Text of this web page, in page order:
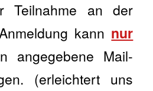
Teilnahme an der
kann nur
angegebene Mail-
(erleichtert uns